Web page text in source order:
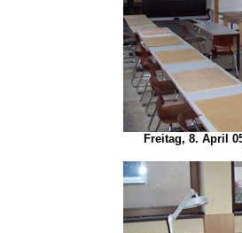
Freitag, 8. April